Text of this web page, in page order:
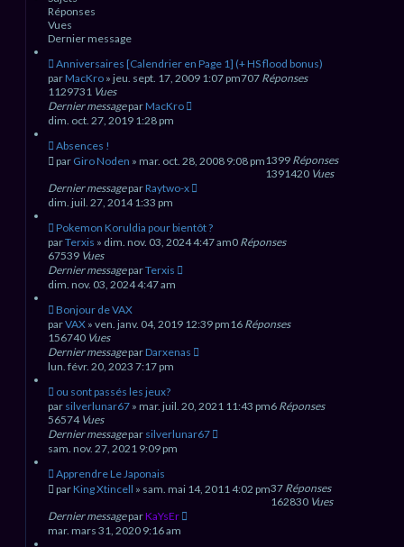
e
v
a
é
e
Réponses
Vues
Dernier message
Anniversaires [Calendrier en Page 1] (+ HS flood bonus)
parMacKro » jeu. sept. 17, 2009 1:07 pm707 Réponses
1129731 Vues
Dernier messageparMacKro
dim. oct. 27, 2019 1:28 pm
Absences !
par Giro Noden » mar. oct. 28, 2008 9:08 pm1399 Réponses
1391420 Vues
Dernier messageparRaytwo-x
dim. juil. 27, 2014 1:33 pm
Pokemon Koruldia pour bientôt ?
parTerxis » dim. nov. 03, 2024 4:47 am0 Réponses
67539 Vues
Dernier messageparTerxis
dim. nov. 03, 2024 4:47 am
Bonjour de VAX
parVAX » ven. janv. 04, 2019 12:39 pm16 Réponses
156740 Vues
Dernier messageparDarxenas
lun. févr. 20, 2023 7:17 pm
ou sont passés les jeux?
par silverlunar67 » mar. juil. 20, 2021 11:43 pm6 Réponses
56574 Vues
Dernier messagepar silverlunar67
sam. nov. 27, 2021 9:09 pm
Apprendre Le Japonais
parKing Xtincell » sam. mai 14, 2011 4:02 pm37 Réponses
162830 Vues
Dernier messageparKaYsEr
mar. mars 31, 2020 9:16 am